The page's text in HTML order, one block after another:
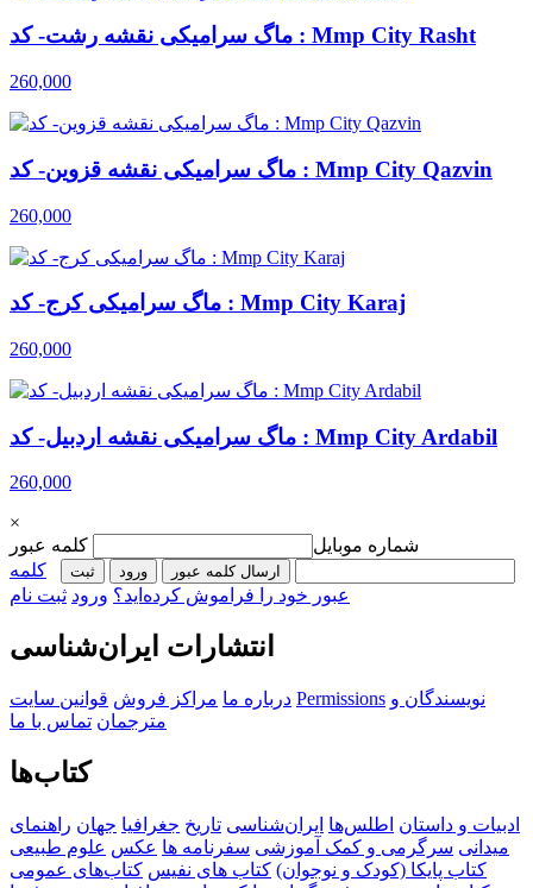
ماگ سرامیکی نقشه رشت- کد : Mmp City Rasht
260,000
ماگ سرامیکی نقشه قزوین- کد : Mmp City Qazvin
260,000
ماگ سرامیکی کرج- کد : Mmp City Karaj
260,000
ماگ سرامیکی نقشه اردبیل- کد : Mmp City Ardabil
260,000
×
شماره موبایل
کلمه عبور
ارسال کلمه عبور ورود ثبت‌
کلمه
عبور خود را فراموش کرده‌اید؟ ورود ثبت نام
انتشارات ایران‌شناسی
درباره ما مراکز فروش قوانین سایت Permissions نویسندگان و
مترجمان تماس با ما
کتاب‌ها
ادبیات و داستان اطلس‌ها ایران‌شناسی تاریخ جغرافیا جهان راهنمای
میدانی سرگرمی و کمک آموزشی سفرنامه‌ ها عکس علوم طبیعی
کتاب‌ پایکا (کودک و نوجوان) کتاب های نفیس کتاب‌های عمومی